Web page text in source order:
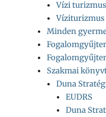
Vízi
Víziturizmus
Minden
Szakmai
Duna
EUDRS
Duna